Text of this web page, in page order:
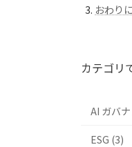
おわりに
カテゴリ
AI ガバ
ESG (3)